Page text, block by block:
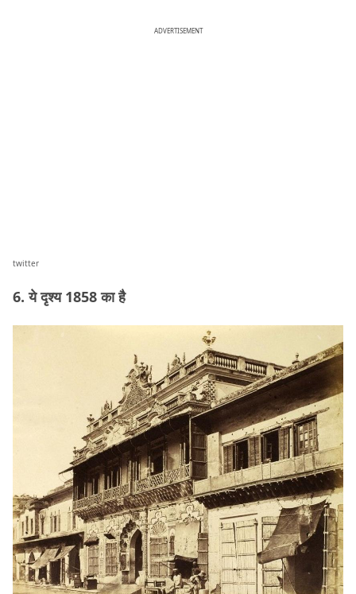
ADVERTISEMENT
twitter
6. ये दृश्य 1858 का है